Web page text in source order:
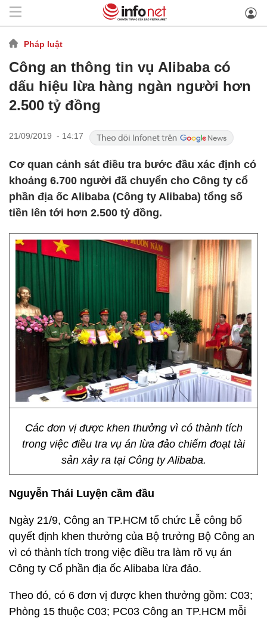
Pháp luật
Công an thông tin vụ Alibaba có
dấu hiệu lừa hàng ngàn người hơn
2.500 tỷ đồng
21/09/2019 - 14:17
Cơ quan cảnh sát điều tra bước đầu xác định có
khoảng 6.700 người đã chuyển cho Công ty cổ
phần địa ốc Alibaba (Công ty Alibaba) tổng số
tiền lên tới hơn 2.500 tỷ đồng.
Các đơn vị được khen thưởng vì có thành tích
trong việc điều tra vụ án lừa đảo chiếm đoạt tài
sản xảy ra tại Công ty Alibaba.
Nguyễn Thái Luyện cầm đầu
Ngày 21/9, Công an TP.HCM tổ chức Lễ công bố
quyết định khen thưởng của Bộ trưởng Bộ Công an
vì có thành tích trong việc điều tra làm rõ vụ án
Công ty Cổ phần địa ốc Alibaba lừa đảo.
Theo đó, có 6 đơn vị được khen thưởng gồm: C03;
Phòng 15 thuộc C03; PC03 Công an TP.HCM mỗi